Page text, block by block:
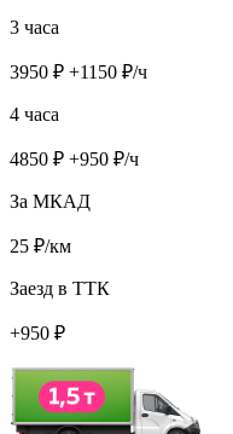
3 часа
3950 ₽ +1150 ₽/ч
4 часа
4850 ₽ +950 ₽/ч
За МКАД
25 ₽/км
Заезд в ТТК
+950 ₽